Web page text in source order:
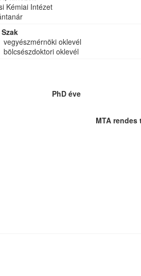
Kémiai Intézet
Szak
vegyészmérnöki oklevél
bölcsészdoktori oklevél
PhD éve
MTA rendes